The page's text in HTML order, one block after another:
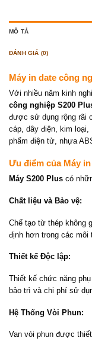
MÔ TẢ
ĐÁNH GIÁ (0)
Máy in date công
Với nhiều năm kinh
công nghiệp S200
được sử dụng rộng rãi
cáp, dây điện, kim
phẩm điện tử, nhựa
Ưu điểm của Máy
Máy S200 Plus có
Chất liệu và Bảo vệ:
Chế tạo từ thép không
định hơn trong các môi
Thiết kế Độc lập:
Thiết kế chức năng
bảo trì và chi phí sử
Hệ Thống Vòi Phun:
Van vòi phun được